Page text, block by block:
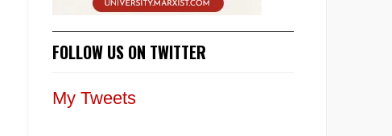
FOLLOW US ON TWITTER
My Tweets